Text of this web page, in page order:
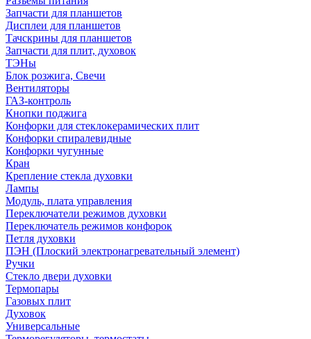
Запчасти для планшетов
Дисплеи для планшетов
Тачскрины для планшетов
Запчасти для плит, духовок
ТЭНы
Блок розжига, Свечи
Вентиляторы
ГАЗ-контроль
Кнопки поджига
Конфорки для стеклокерамических плит
Конфорки спиралевидные
Конфорки чугунные
Кран
Крепление стекла духовки
Лампы
Модуль, плата управления
Переключатели режимов духовки
Переключатель режимов конфорок
Петля духовки
ПЭН (Плоский электронагревательный элемент)
Ручки
Стекло двери духовки
Термопары
Газовых плит
Духовок
Универсальные